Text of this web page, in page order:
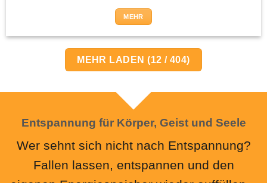
MEHR
MEHR LADEN(12 / 404)
Entspannung für Körper, Geist und Seele
Wer sehnt sich nicht nach Entspannung?
Fallen lassen, entspannen und den